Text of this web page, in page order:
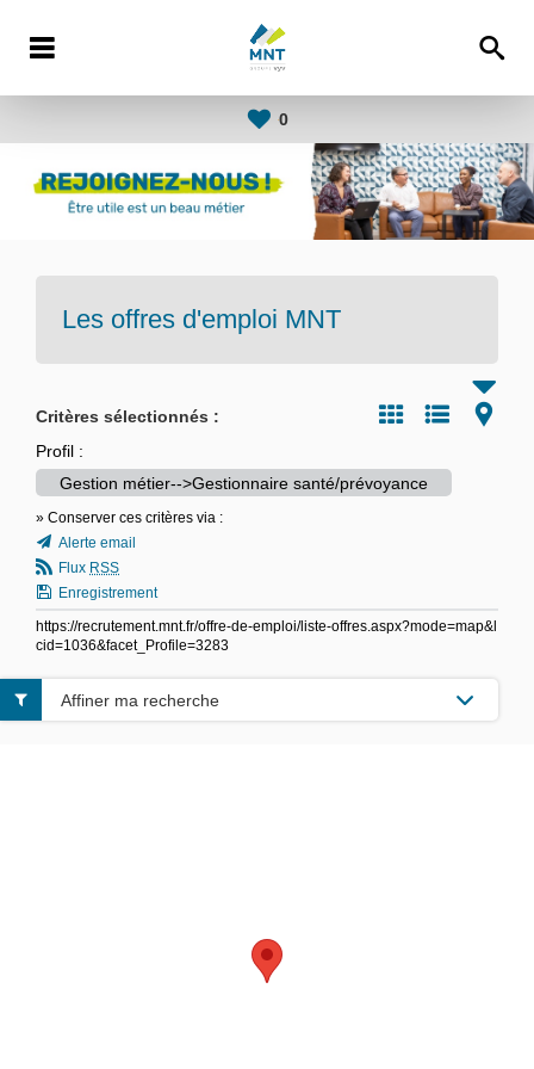
0
Les offres d'emploi MNT
Critères sélectionnés :
Profil :
Gestion métier-->Gestionnaire santé/prévoyance
» Conserver ces critères via :
Alerte email
Flux RSS
Enregistrement
https://recrutement.mnt.fr/offre-de-emploi/liste-offres.aspx?mode=map&l
cid=1036&facet_Profile=3283
Affiner ma recherche